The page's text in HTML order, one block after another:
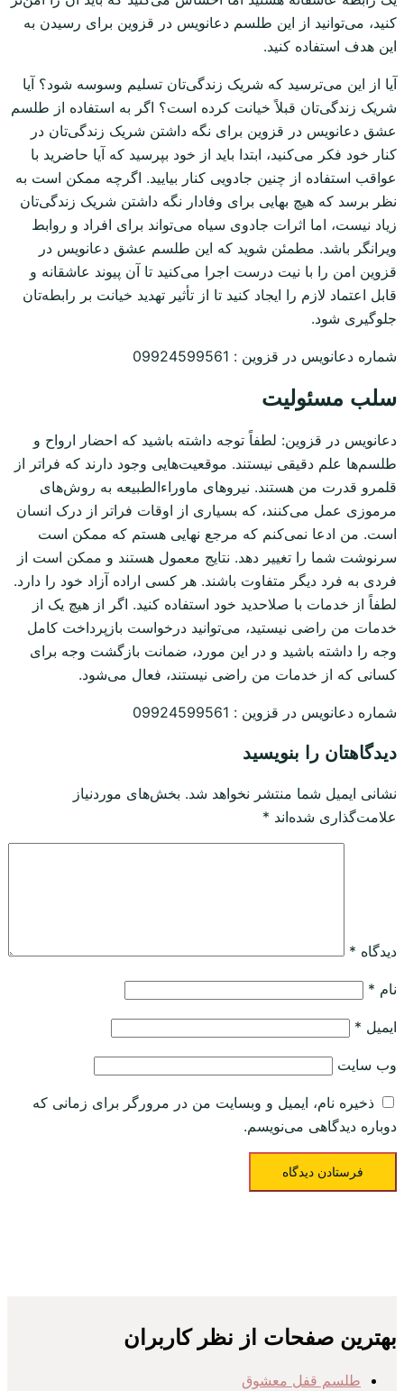
کنید، می‌توانید از این طلسم دعانویس در قزوین برای رسیدن به
این هدف استفاده کنید.
آیا از این می‌ترسید که شریک زندگی‌تان تسلیم وسوسه شود؟ آیا
شریک زندگی‌تان قبلاً خیانت کرده است؟ اگر به استفاده از طلسم
عشق دعانویس در قزوین برای نگه داشتن شریک زندگی‌تان در
کنار خود فکر می‌کنید، ابتدا باید از خود بپرسید که آیا حاضرید با
عواقب استفاده از چنین جادویی کنار بیایید. اگرچه ممکن است به
نظر برسد که هیچ بهایی برای وفادار نگه داشتن شریک زندگی‌تان
زیاد نیست، اما اثرات جادوی سیاه می‌تواند برای افراد و روابط
ویرانگر باشد. مطمئن شوید که این طلسم عشق دعانویس در
قزوین امن را با نیت درست اجرا می‌کنید تا آن پیوند عاشقانه و
قابل اعتماد لازم را ایجاد کنید تا از تأثیر تهدید خیانت بر رابطه‌تان
جلوگیری شود.
شماره دعانویس در قزوین : 09924599561
سلب مسئولیت
دعانویس در قزوین: لطفاً توجه داشته باشید که احضار ارواح و
طلسم‌ها علم دقیقی نیستند. موقعیت‌هایی وجود دارند که فراتر از
قلمرو قدرت من هستند. نیروهای ماوراءالطبیعه به روش‌های
مرموزی عمل می‌کنند، که بسیاری از اوقات فراتر از درک انسان
است. من ادعا نمی‌کنم که مرجع نهایی هستم که ممکن است
سرنوشت شما را تغییر دهد. نتایج معمول هستند و ممکن است از
فردی به فرد دیگر متفاوت باشند. هر کسی اراده آزاد خود را دارد.
لطفاً از خدمات با صلاحدید خود استفاده کنید. اگر از هیچ یک از
خدمات من راضی نیستید، می‌توانید درخواست بازپرداخت کامل
وجه را داشته باشید و در این مورد، ضمانت بازگشت وجه برای
کسانی که از خدمات من راضی نیستند، فعال می‌شود.
شماره دعانویس در قزوین : 09924599561
دیدگاهتان را بنویسید
نشانی ایمیل شما منتشر نخواهد شد. بخش‌های موردنیاز
علامت‌گذاری شده‌اند *
دیدگاه *
نام *
ایمیل *
وب‌ سایت
ذخیره نام، ایمیل و وبسایت من در مرورگر برای زمانی که
دوباره دیدگاهی می‌نویسم.
بهترین صفحات از نظر کاربران
طلسم قفل معشوق